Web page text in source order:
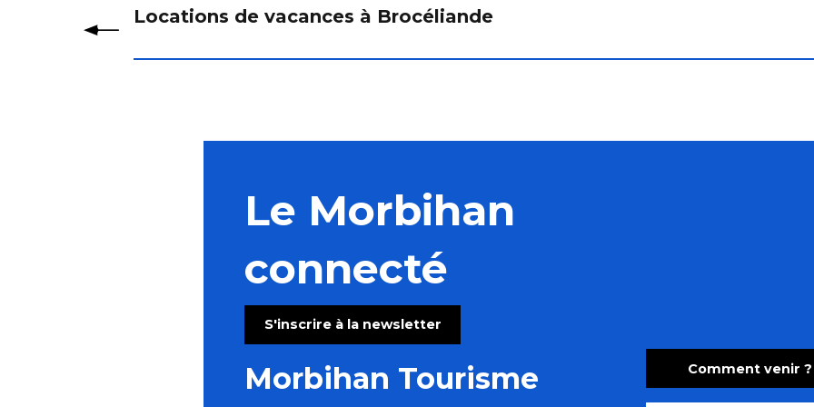
Locations de vacances à Brocéliande
Le Morbihan
connecté
S'inscrire à la newsletter
Morbihan Tourisme Comment venir ?